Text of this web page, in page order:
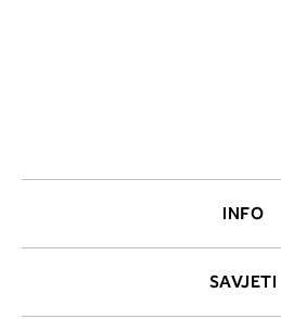
INFO
SAVJETI